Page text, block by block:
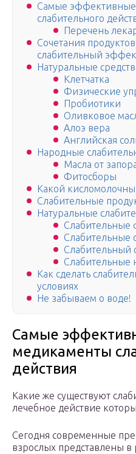
Самые
слабительного
Перечень
Сочетания
слабительный
Натуральные
Клетчатка
Физические
Пробиотики
Оливковое
Алоэ вера
Английская
Народные
Масла от
Фитосборы
Какой
Слабительные
Натуральные
Слабительные
Слабительные
Слабительный
Слабительные
Как сделать
условиях
Не забываем о воде!
Самые
медикаменты
действия
Какие же существуют
лечебное действие
Сегодня современные
взрослых представлены